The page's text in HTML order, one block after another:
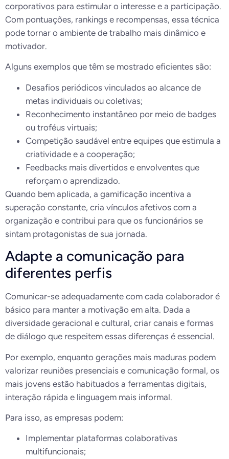
corporativos para estimular o interesse e a participação.
Com pontuações, rankings e recompensas, essa técnica
pode tornar o ambiente de trabalho mais dinâmico e
motivador.
Alguns exemplos que têm se mostrado eficientes são:
Desafios periódicos vinculados ao alcance de
metas individuais ou coletivas;
Reconhecimento instantâneo por meio de badges
ou troféus virtuais;
Competição saudável entre equipes que estimula a
criatividade e a cooperação;
Feedbacks mais divertidos e envolventes que
reforçam o aprendizado.
Quando bem aplicada, a gamificação incentiva a
superação constante, cria vínculos afetivos com a
organização e contribui para que os funcionários se
sintam protagonistas de sua jornada.
Adapte a comunicação para
diferentes perfis
Comunicar-se adequadamente com cada colaborador é
básico para manter a motivação em alta. Dada a
diversidade geracional e cultural, criar canais e formas
de diálogo que respeitem essas diferenças é essencial.
Por exemplo, enquanto gerações mais maduras podem
valorizar reuniões presenciais e comunicação formal, os
mais jovens estão habituados a ferramentas digitais,
interação rápida e linguagem mais informal.
Para isso, as empresas podem:
Implementar plataformas colaborativas
multifuncionais;